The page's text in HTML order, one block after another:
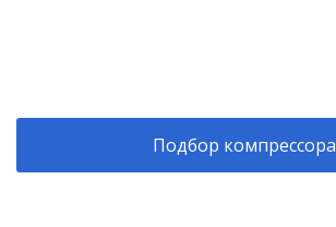
Подбор компрессора